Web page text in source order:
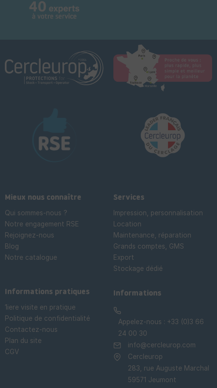
Mieux nous connaître
Qui sommes-nous ?
Notre engagement RSE
Rejoignez-nous
Blog
Notre catalogue
Services
Impression, personnalisation
Location
Maintenance, réparation
Grands comptes, GMS
Export
Stockage dédié
Informations pratiques
1iere visite en pratique
Politique de confidentialité
Contactez-nous
Plan du site
CGV
Informations
Appelez-nous : +33 (0)3 66
24 00 30
info@cercleurop.com
Cercleurop
283, rue Auguste Marchal
59571 Jeumont